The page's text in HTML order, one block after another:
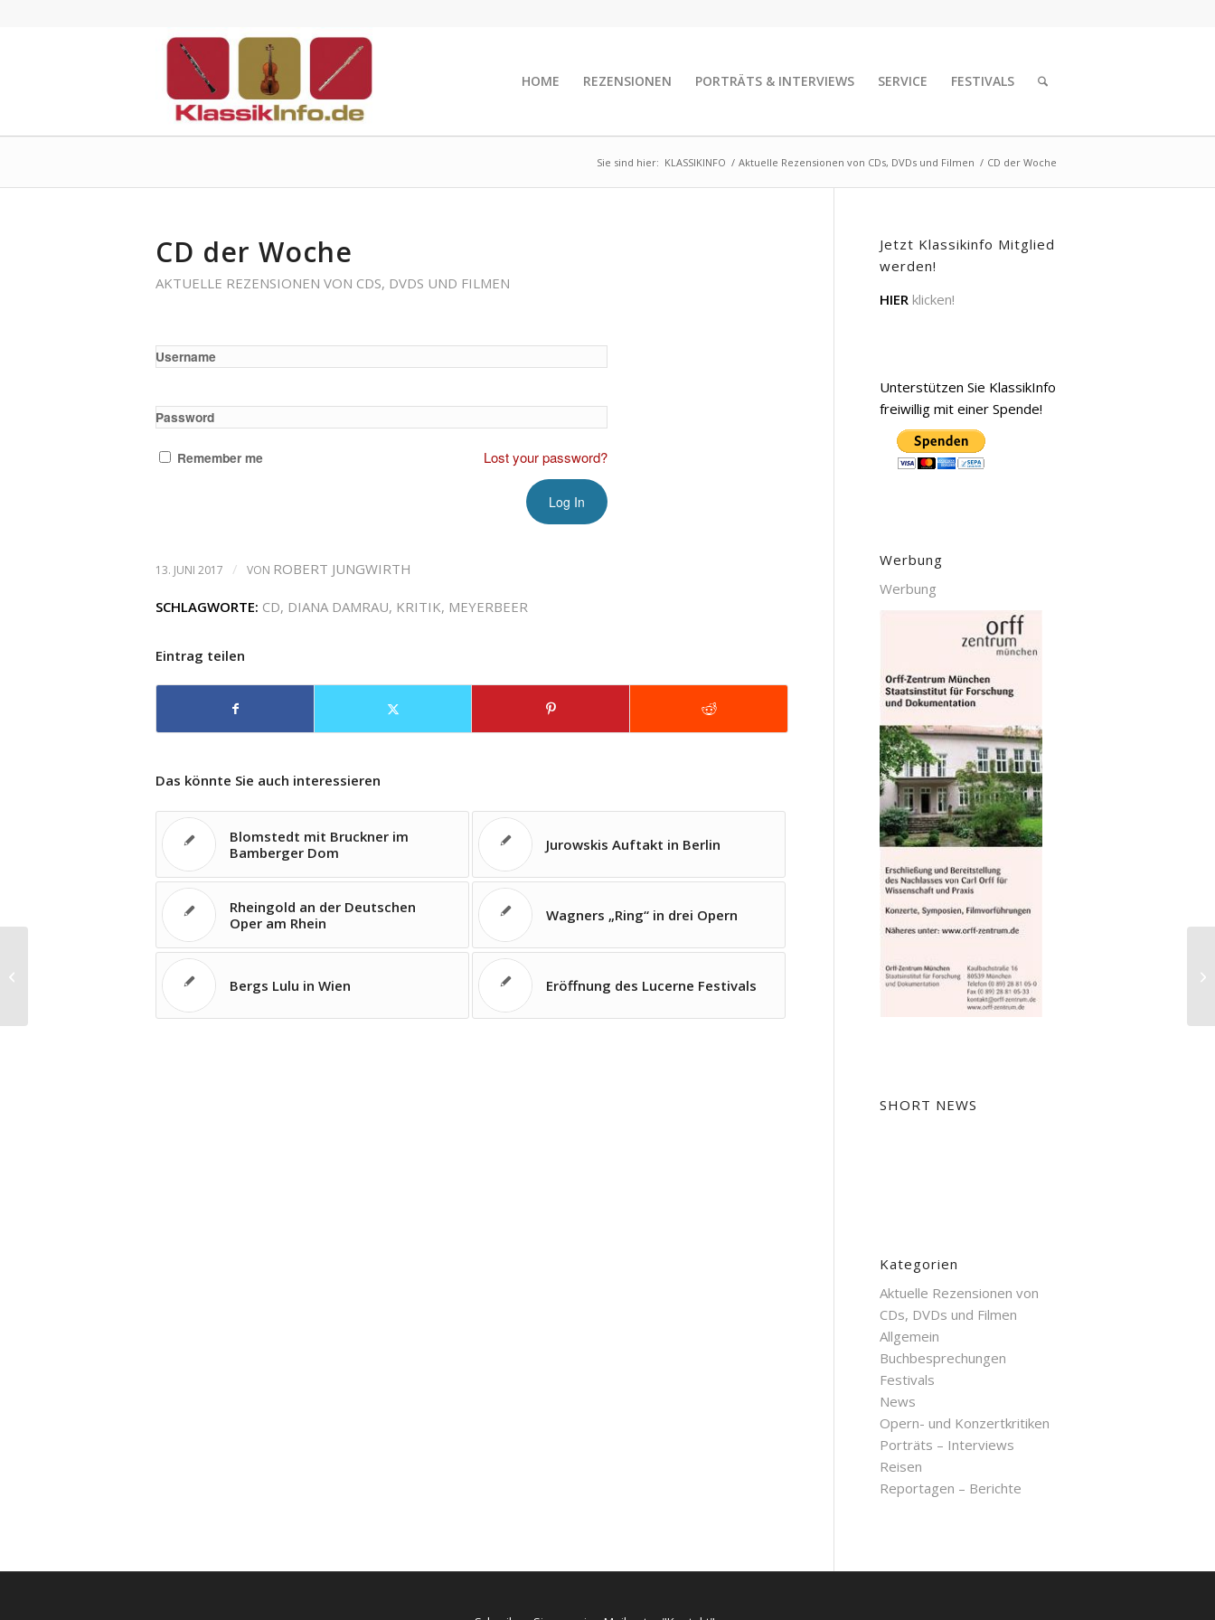
HOME REZENSIONEN PORTRÄTS & INTERVIEWS SERVICE FESTIVALS
Sie sind hier: KLASSIKINFO / Aktuelle Rezensionen von CDs, DVDs und Filmen / CD der Woche
CD der Woche
AKTUELLE REZENSIONEN VON CDS, DVDS UND FILMEN
Username
Password
Remember me Lost your password?
13. JUNI 2017 / VON ROBERT JUNGWIRTH
SCHLAGWORTE: CD, DIANA DAMRAU, KRITIK, MEYERBEER
Eintrag teilen
Das könnte Sie auch interessieren
Blomstedt mit Bruckner im
Bamberger Dom
Jurowskis Auftakt in Berlin
Rheingold an der Deutschen
Oper am Rhein
Wagners „Ring“ in drei Opern
Bergs Lulu in Wien Eröffnung des Lucerne Festivals
Jetzt Klassikinfo Mitglied
werden!
HIER klicken!
Unterstützen Sie KlassikInfo
freiwillig mit einer Spende!
Werbung
Werbung
SHORT NEWS
Kategorien
Aktuelle Rezensionen von
CDs, DVDs und Filmen
Allgemein
Buchbesprechungen
Festivals
News
Opern- und Konzertkritiken
Porträts – Interviews
Reisen
Reportagen – Berichte